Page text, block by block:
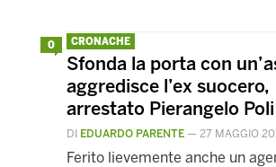
0 CRONACHE
Sfonda la porta con
aggredisce l’ex suocero,
arrestato Pierangelo Poli
DI EDUARDO PARENTE — 27 MAGGIO
Ferito lievemente anche un